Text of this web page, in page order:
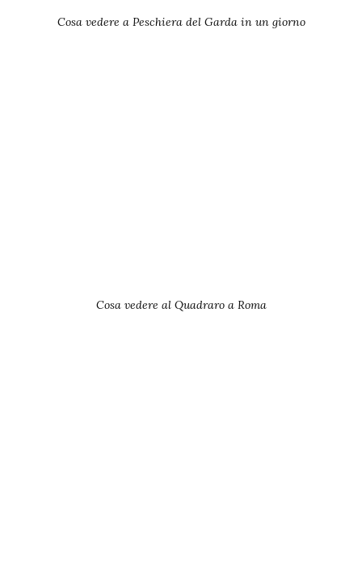
Cosa vedere a Peschiera del Garda in un giorno
Cosa vedere al Quadraro a Roma